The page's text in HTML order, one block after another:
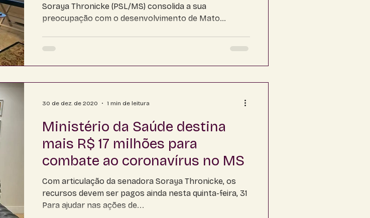
Soraya Thronicke (PSL/MS) consolida a sua
preocupação com o desenvolvimento de Mato
Ministério da Saúde destina
mais R$ 17 milhões para
combate ao coronavírus no MS
Com articulação da senadora Soraya Thronicke, os
recursos devem ser pagos ainda nesta quinta-feira, 31
Para ajudar nas ações de...
30 de dez. de 2020 1 min de leitura